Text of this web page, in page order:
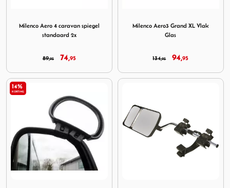
Milenco Aero 4 caravan spiegel
standaard 2x
89,95 74,95
Milenco Aero3 Grand XL Vlak
Glas
134,95 94,95
14%
KORTING